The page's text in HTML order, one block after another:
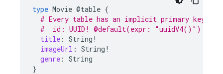
type Movie @table {
# Every table has an implicit primary key
#  id: UUID! @default(expr: "uuidV4()")
title : String !
imageUrl : String !
genre : String
}